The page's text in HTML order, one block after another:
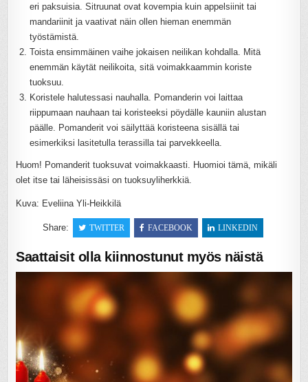
eri paksuisia. Sitruunat ovat kovempia kuin appelsiinit tai
mandariinit ja vaativat näin ollen hieman enemmän
työstämistä.
Toista ensimmäinen vaihe jokaisen neilikan kohdalla. Mitä
enemmän käytät neilikoita, sitä voimakkaammin koriste
tuoksuu.
Koristele halutessasi nauhalla. Pomanderin voi laittaa
riippumaan nauhaan tai koristeeksi pöydälle kauniin alustan
päälle. Pomanderit voi säilyttää koristeena sisällä tai
esimerkiksi lasitetulla terassilla tai parvekkeella.
Huom! Pomanderit tuoksuvat voimakkaasti. Huomioi tämä, mikäli
olet itse tai läheisissäsi on tuoksuyliherkkiä.
Kuva: Eveliina Yli-Heikkilä
Share: TWITTER FACEBOOK LINKEDIN
Saattaisit olla kiinnostunut myös näistä